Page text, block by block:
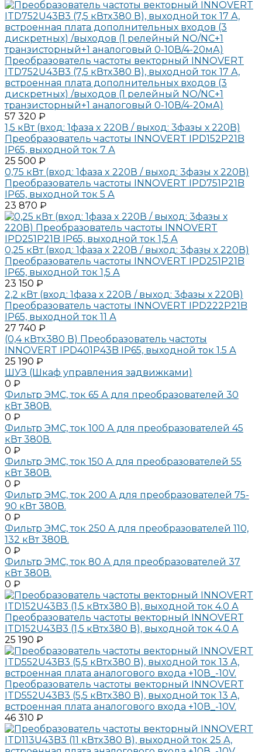
Преобразователь частоты векторный INNOVERT
ITD752U43B3 (7,5 кВтx380 В), выходной ток 17 А,
встроенная плата дополнительных входов (3
дискретных) /выходов (1 релейный NO/NC+1
транзисторный+1 аналоговый 0-10В/4-20мА)
57 320 ₽
1,5 кВт (вход: 1фаза x 220В / выход: 3фазы х 220В)
Преобразователь частоты INNOVERT IPD152P21B
IP65, выходной ток 7 А
25 500 ₽
0,75 кВт (вход: 1фаза x 220В / выход: 3фазы х 220В)
Преобразователь частоты INNOVERT IPD751P21B
IP65, выходной ток 5 А
23 870 ₽
0,25 кВт (вход: 1фаза x 220В / выход: 3фазы х 220В)
Преобразователь частоты INNOVERT IPD251P21B
IP65, выходной ток 1,5 А
23 150 ₽
2,2 кВт (вход: 1фаза x 220В / выход: 3фазы х 220В)
Преобразователь частоты INNOVERT IPD222P21B
IP65, выходной ток 11 А
27 740 ₽
(0,4 кВтx380 В) Преобразователь частоты
INNOVERT IPD401P43B IP65, выходной ток 1.5 А
25 190 ₽
ШУЗ (Шкаф управления задвижками)
0 ₽
Фильтр ЭМС, ток 65 А для преобразователей 30
кВт 380В.
0 ₽
Фильтр ЭМС, ток 100 А для преобразователей 45
кВт 380В.
0 ₽
Фильтр ЭМС, ток 150 А для преобразователей 55
кВт 380В.
0 ₽
Фильтр ЭМС, ток 200 А для преобразователей 75-
90 кВт 380В.
0 ₽
Фильтр ЭМС, ток 250 А для преобразователей 110,
132 кВт 380В.
0 ₽
Фильтр ЭМС, ток 80 А для преобразователей 37
кВт 380В.
0 ₽
Преобразователь частоты векторный INNOVERT
ITD152U43B3 (1,5 кВтx380 В), выходной ток 4.0 А
25 190 ₽
Преобразователь частоты векторный INNOVERT
ITD552U43B3 (5,5 кВтx380 В), выходной ток 13 А,
встроенная плата аналогового входа +10В_-10V.
46 310 ₽